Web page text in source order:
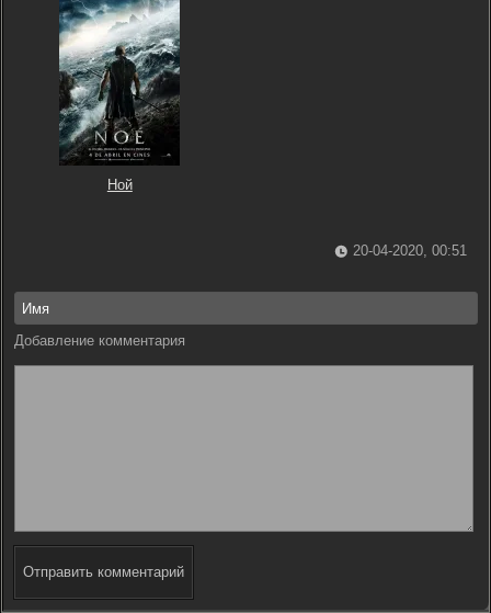
Ной
20-04-2020, 00:51
Добавление комментария
Отправить комментарий